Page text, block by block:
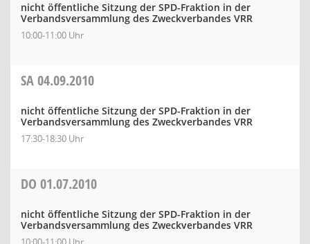
nicht öffentliche Sitzung der SPD-Fraktion in der
Verbandsversammlung des Zweckverbandes VRR
10:00-11:00 Uhr
SA04.09.2010
nicht öffentliche Sitzung der SPD-Fraktion in der
Verbandsversammlung des Zweckverbandes VRR
17:30-18:30 Uhr
DO 01.07.2010
nicht öffentliche Sitzung der SPD-Fraktion in der
Verbandsversammlung des Zweckverbandes VRR